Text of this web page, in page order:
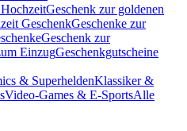
Geschenk zur goldenen
GeschenkGeschenke zur
Geschenk zur
EinzugGeschenkgutscheine
& SuperheldenKlassiker &
Video-Games & E-SportsAlle